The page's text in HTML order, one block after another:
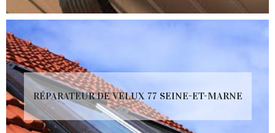
RÉPARATEUR DE VELUX 77 SEINE-ET-MARNE